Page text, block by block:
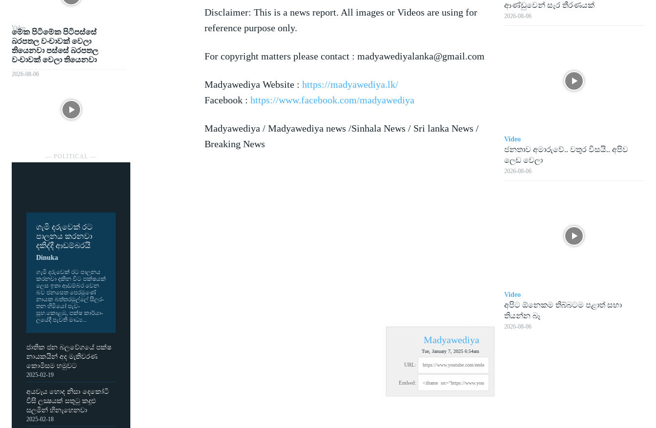
Video
මේක පිටිමේක පිටිපස්සේ
බරපතල වංචාවක් වෙලා
තියෙනවා පස්සේ බරපතල
වංචාවක් වෙලා තියෙනවා
2026-08-06
― POLITICAL ―
ගැමි දරුවෙක් රට
පාලනය කරනවා
දකිද්දී ආඩම්බරයි
Dinuka
ගැමි දරු­වෙක් රට පාල­නය
කර­නවා දකින විට පක්ෂ­යක්
ලෙස ඉතා ආඩ­ම්බර වෙන
බව ජන­සෙත පෙර­මුණේ
නායක බත්ත­ර­මුල්ලේ සීල­ර­
තන හිමියෝ පැව­
සූහ.කොළඹ, පක්ෂ කාර්යා­
ල­යේදී පැවති මාධ්‍ය...
ජාතික ජන බලවේගයේ පක්ෂ
නායකයින් අද මැතිවරණ
කොමිසම හමුවට
2025-02-19
අයවැය හොද නිසා දෙකෝටි
විසි ලක්‍ෂයක් සතුටු කදුළු
සලමින් හිනැහෙනවා
2025-02-18
Disclaimer: This is a news report. All images or Videos are using for
reference purpose only.
For copyright matters please contact : madyawediyalanka@gmail.com
Madyawediya Website : https://madyawediya.lk/
Facebook : https://www.facebook.com/madyawediya
Madyawediya / Madyawediya news /Sinhala News / Sri lanka News /
Breaking News
Madyawediya
Tue, January 7, 2025 6:54am
URL:
Embed:
ආණ්ඩුවෙන් සැර තීරණයක්
2026-08-06
Video
ජනතාව අමාරුවේ.. වතුර විසයි.. අපිව
ලෙඩ වෙලා
2026-08-06
Video
අපිට ඕනෙකම තිබ්බටම පළාත් සභා
තියන්න බෑ
2026-08-06